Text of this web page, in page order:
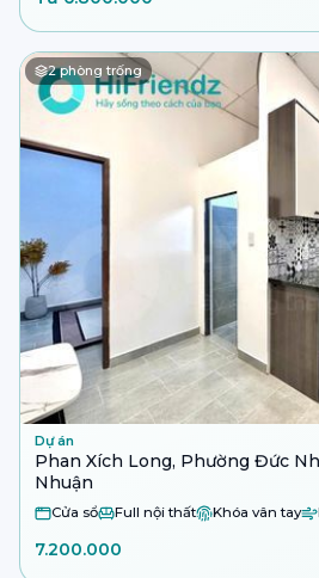
2phòng trống
Dự án
Phan Xích Long, Phường Đức
Nhuận
Cửa sổ Full nội thất Khóa vân tay
7.200.000